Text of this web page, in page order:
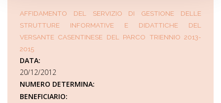
AFFIDAMENTO DEL SERVIZIO DI GESTIONE DELLE
STRUTTURE INFORMATIVE E DIDATTICHE DEL
VERSANTE CASENTINESE DEL PARCO TRIENNIO 2013-
2015
DATA:
20/12/2012
NUMERO DETERMINA:
BENEFICIARIO: